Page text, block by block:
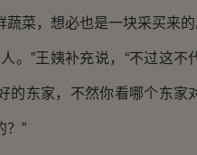
菜，想必也是一块采买来的
”王姨补充说，“不过这不
的东家，不然你看哪个东家
？”